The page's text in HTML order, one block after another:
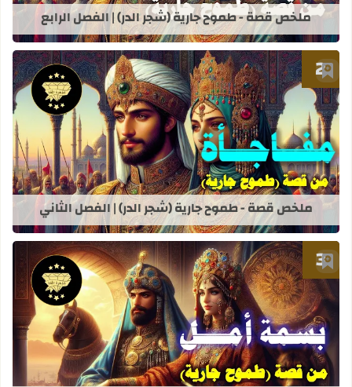
ملخص قصة - طموح جارية (شجر الدر) | الفصل الرابع
أضف إلى العلامات المرجعية
قراءة المزيد عن ملخص قصة - طموح
ملخص قصة - طموح جارية (شجر الدر) | الفصل الثاني
أضف إلى العلامات المرجعية
قراءة المزيد عن ملخص قصة - طموح